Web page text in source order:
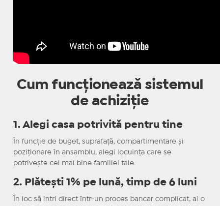
Cum funcționează sistemul
de achiziție
1. Alegi casa potrivită pentru tine
În funcție de buget, suprafață, compartimentare și
poziționare în ansamblu, alegi locuința care se
potrivește cel mai bine familiei tale.
2. Plătești 1% pe lună, timp de 6 luni
În loc să intri direct într-un proces bancar complicat, ai o